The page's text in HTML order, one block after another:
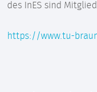
des InES sind
https://www.tu-